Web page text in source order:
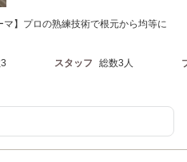
】プロの熟練技術で根元から均等に
スタッフ 総数3人